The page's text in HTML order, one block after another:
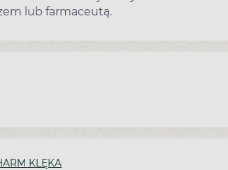
lub farmaceutą.
KLĘKA